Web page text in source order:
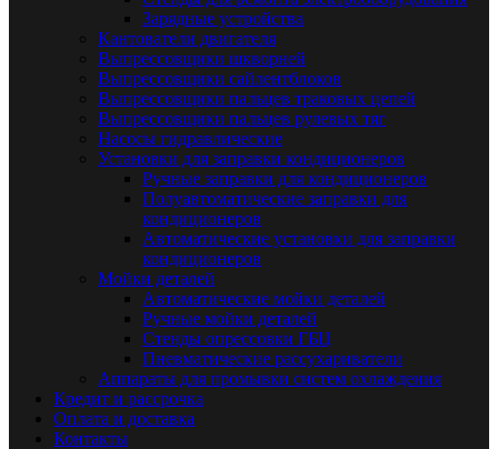
Зарядные устройства
Кантователи двигателя
Выпрессовщики шкворней
Выпрессовщики сайлентблоков
Выпрессовщики пальцев траковых цепей
Выпрессовщики пальцев рулевых тяг
Насосы гидравлические
Установки для заправки кондиционеров
Ручные заправки для кондиционеров
Полуавтоматические заправки для
кондиционеров
Автоматические установки для заправки
кондиционеров
Мойки деталей
Автоматические мойки деталей
Ручные мойки деталей
Стенды опрессовки ГБЦ
Пневматические рассухариватели
Аппараты для промывки систем охлаждения
Кредит и рассрочка
Оплата и доставка
Контакты